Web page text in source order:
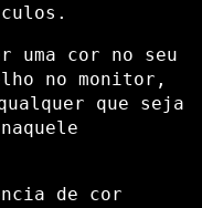
uma cor no seu
no monitor,
que seja
de cor